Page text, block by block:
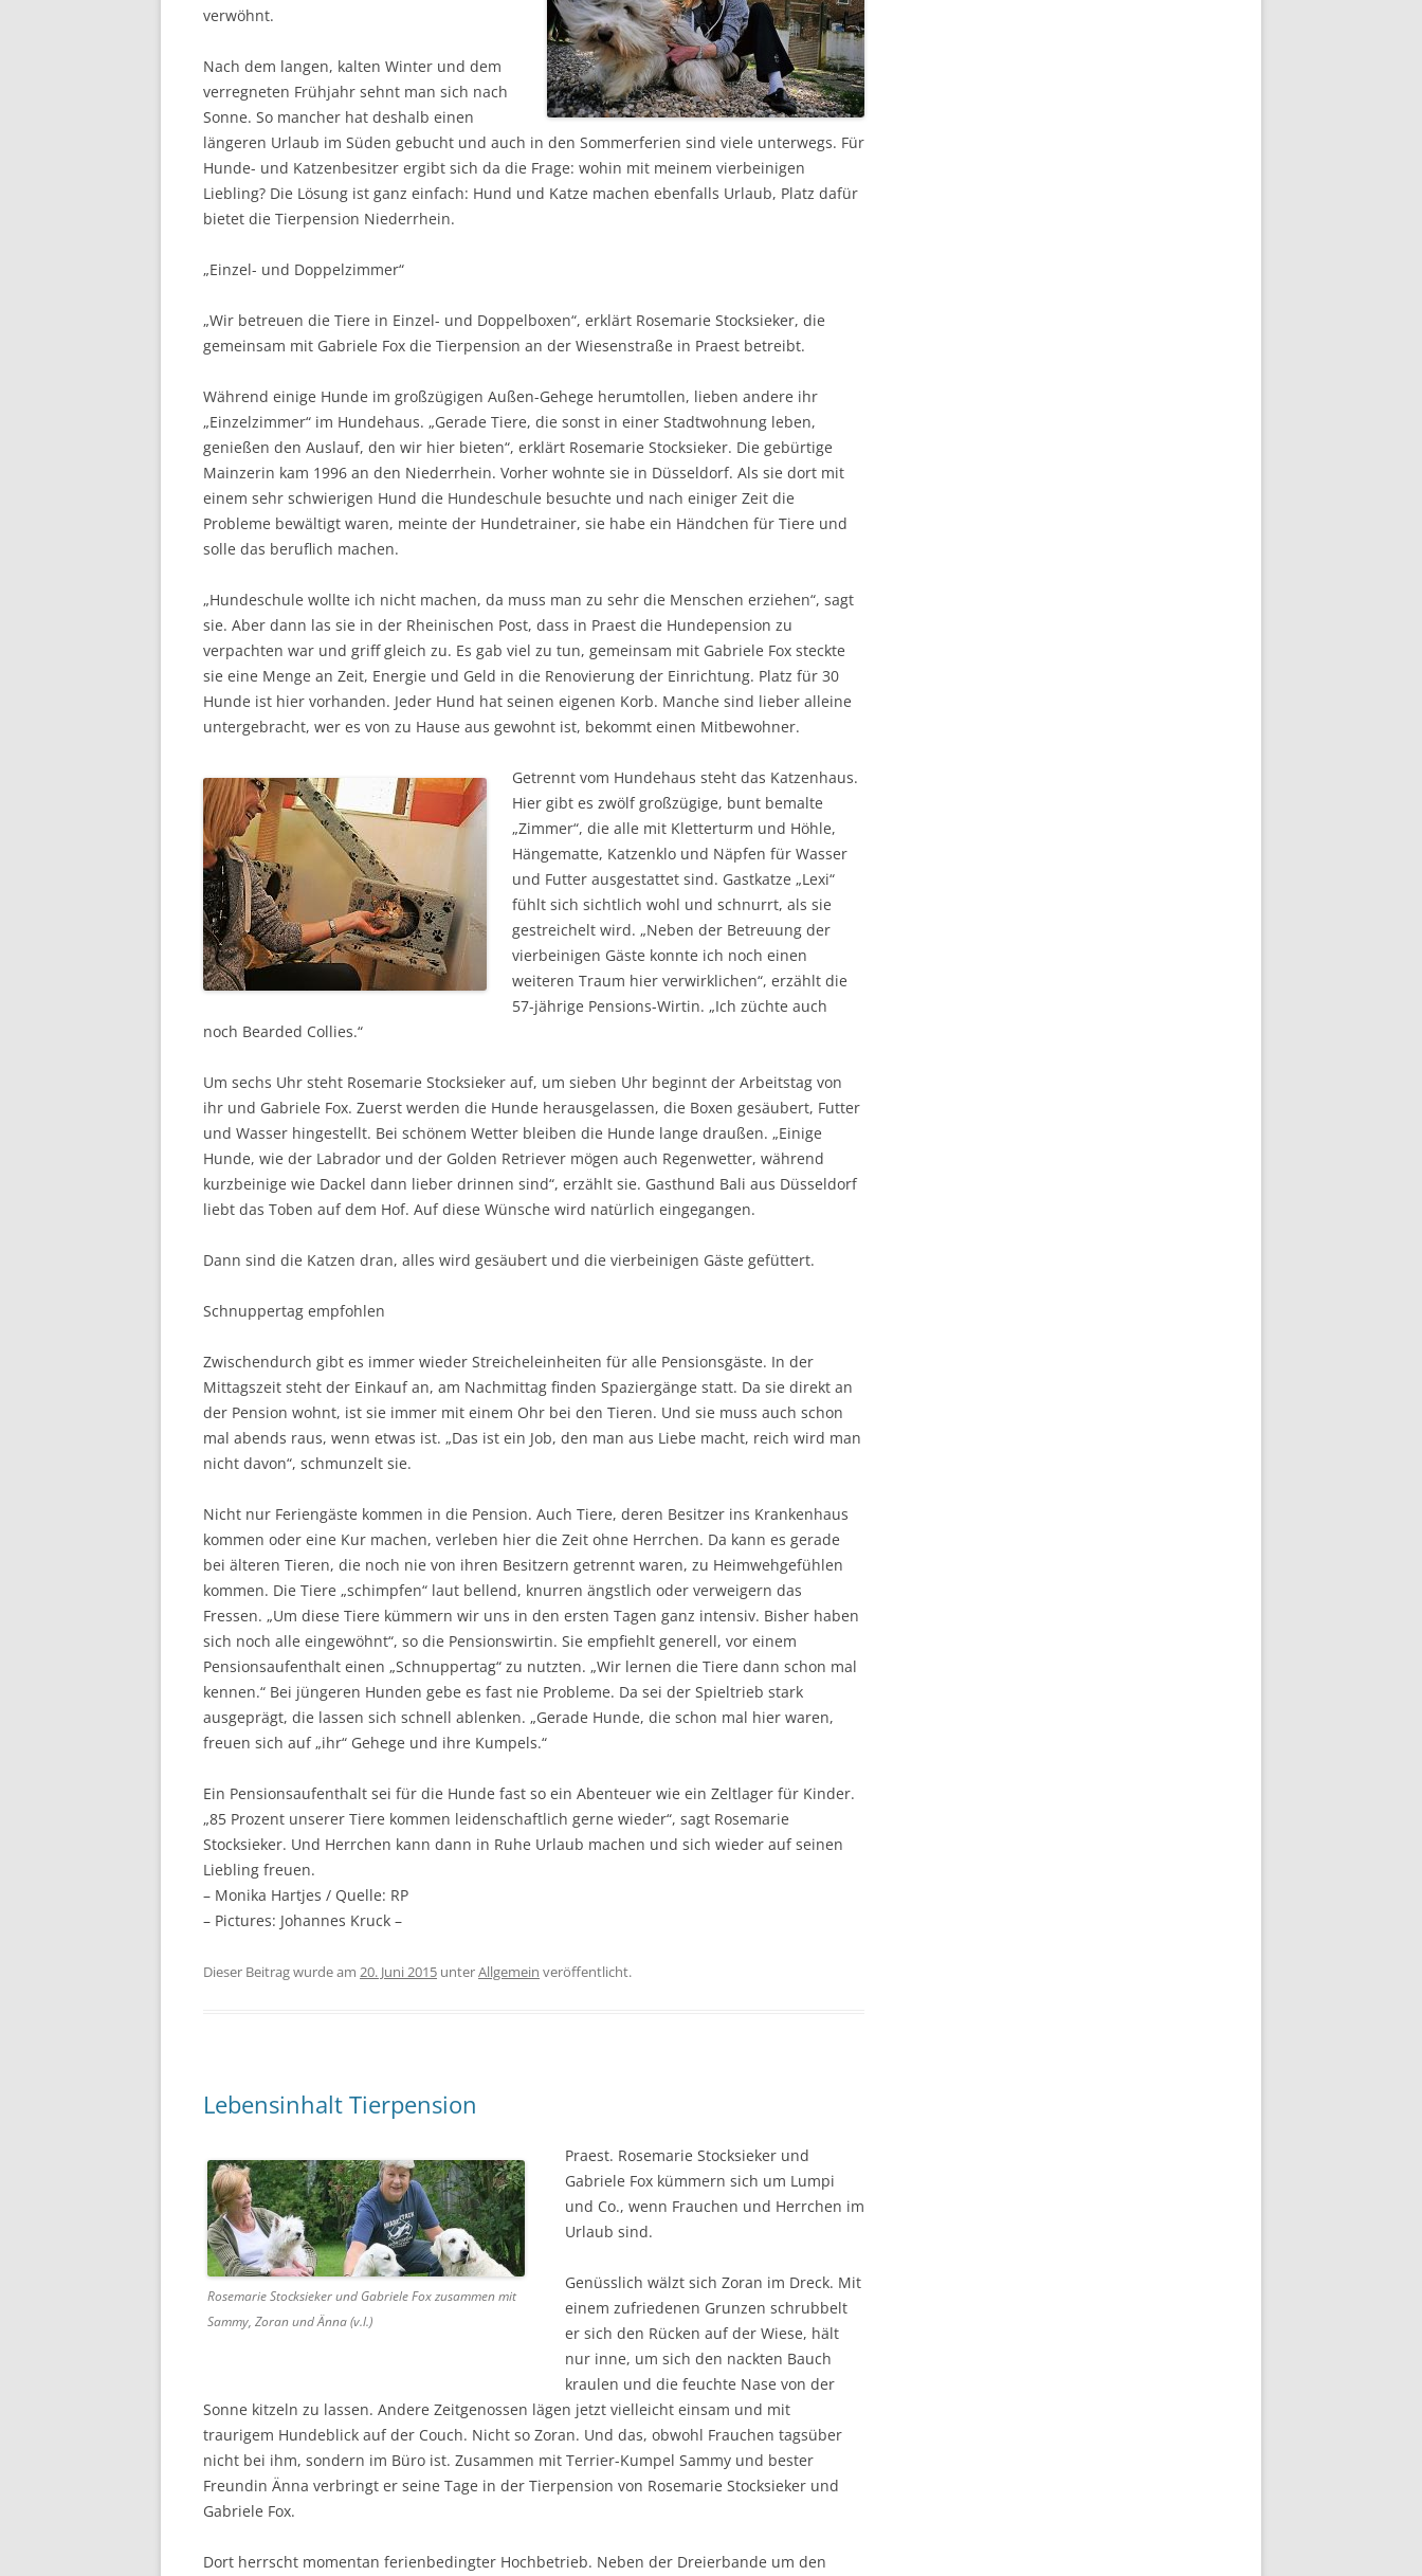
verwöhnt.
Nach dem langen, kalten Winter und dem
verregneten Frühjahr sehnt man sich nach
Sonne. So mancher hat deshalb einen
längeren Urlaub im Süden gebucht und auch in den Sommerferien sind viele unterwegs. Für
Hunde- und Katzenbesitzer ergibt sich da die Frage: wohin mit meinem vierbeinigen
Liebling? Die Lösung ist ganz einfach: Hund und Katze machen ebenfalls Urlaub, Platz dafür
bietet die Tierpension Niederrhein.
„Einzel- und Doppelzimmer“
„Wir betreuen die Tiere in Einzel- und Doppelboxen“, erklärt Rosemarie Stocksieker, die
gemeinsam mit Gabriele Fox die Tierpension an der Wiesenstraße in Praest betreibt.
Während einige Hunde im großzügigen Außen-Gehege herumtollen, lieben andere ihr
„Einzelzimmer“ im Hundehaus. „Gerade Tiere, die sonst in einer Stadtwohnung leben,
genießen den Auslauf, den wir hier bieten“, erklärt Rosemarie Stocksieker. Die gebürtige
Mainzerin kam 1996 an den Niederrhein. Vorher wohnte sie in Düsseldorf. Als sie dort mit
einem sehr schwierigen Hund die Hundeschule besuchte und nach einiger Zeit die
Probleme bewältigt waren, meinte der Hundetrainer, sie habe ein Händchen für Tiere und
solle das beruflich machen.
„Hundeschule wollte ich nicht machen, da muss man zu sehr die Menschen erziehen“, sagt
sie. Aber dann las sie in der Rheinischen Post, dass in Praest die Hundepension zu
verpachten war und griff gleich zu. Es gab viel zu tun, gemeinsam mit Gabriele Fox steckte
sie eine Menge an Zeit, Energie und Geld in die Renovierung der Einrichtung. Platz für 30
Hunde ist hier vorhanden. Jeder Hund hat seinen eigenen Korb. Manche sind lieber alleine
untergebracht, wer es von zu Hause aus gewohnt ist, bekommt einen Mitbewohner.
Getrennt vom Hundehaus steht das Katzenhaus.
Hier gibt es zwölf großzügige, bunt bemalte
„Zimmer“, die alle mit Kletterturm und Höhle,
Hängematte, Katzenklo und Näpfen für Wasser
und Futter ausgestattet sind. Gastkatze „Lexi“
fühlt sich sichtlich wohl und schnurrt, als sie
gestreichelt wird. „Neben der Betreuung der
vierbeinigen Gäste konnte ich noch einen
weiteren Traum hier verwirklichen“, erzählt die
57-jährige Pensions-Wirtin. „Ich züchte auch
noch Bearded Collies.“
Um sechs Uhr steht Rosemarie Stocksieker auf, um sieben Uhr beginnt der Arbeitstag von
ihr und Gabriele Fox. Zuerst werden die Hunde herausgelassen, die Boxen gesäubert, Futter
und Wasser hingestellt. Bei schönem Wetter bleiben die Hunde lange draußen. „Einige
Hunde, wie der Labrador und der Golden Retriever mögen auch Regenwetter, während
kurzbeinige wie Dackel dann lieber drinnen sind“, erzählt sie. Gasthund Bali aus Düsseldorf
liebt das Toben auf dem Hof. Auf diese Wünsche wird natürlich eingegangen.
Dann sind die Katzen dran, alles wird gesäubert und die vierbeinigen Gäste gefüttert.
Schnuppertag empfohlen
Zwischendurch gibt es immer wieder Streicheleinheiten für alle Pensionsgäste. In der
Mittagszeit steht der Einkauf an, am Nachmittag finden Spaziergänge statt. Da sie direkt an
der Pension wohnt, ist sie immer mit einem Ohr bei den Tieren. Und sie muss auch schon
mal abends raus, wenn etwas ist. „Das ist ein Job, den man aus Liebe macht, reich wird man
nicht davon“, schmunzelt sie.
Nicht nur Feriengäste kommen in die Pension. Auch Tiere, deren Besitzer ins Krankenhaus
kommen oder eine Kur machen, verleben hier die Zeit ohne Herrchen. Da kann es gerade
bei älteren Tieren, die noch nie von ihren Besitzern getrennt waren, zu Heimwehgefühlen
kommen. Die Tiere „schimpfen“ laut bellend, knurren ängstlich oder verweigern das
Fressen. „Um diese Tiere kümmern wir uns in den ersten Tagen ganz intensiv. Bisher haben
sich noch alle eingewöhnt“, so die Pensionswirtin. Sie empfiehlt generell, vor einem
Pensionsaufenthalt einen „Schnuppertag“ zu nutzten. „Wir lernen die Tiere dann schon mal
kennen.“ Bei jüngeren Hunden gebe es fast nie Probleme. Da sei der Spieltrieb stark
ausgeprägt, die lassen sich schnell ablenken. „Gerade Hunde, die schon mal hier waren,
freuen sich auf „ihr“ Gehege und ihre Kumpels.“
Ein Pensionsaufenthalt sei für die Hunde fast so ein Abenteuer wie ein Zeltlager für Kinder.
„85 Prozent unserer Tiere kommen leidenschaftlich gerne wieder“, sagt Rosemarie
Stocksieker. Und Herrchen kann dann in Ruhe Urlaub machen und sich wieder auf seinen
Liebling freuen.
– Monika Hartjes / Quelle: RP
– Pictures: Johannes Kruck –
Dieser Beitrag wurde am 20. Juni 2015 unterAllgemein veröffentlicht.
Lebensinhalt Tierpension
Rosemarie Stocksieker und Gabriele Fox zusammen mit
Sammy, Zoran und Änna (v.l.)
Praest. Rosemarie Stocksieker und
Gabriele Fox kümmern sich um Lumpi
und Co., wenn Frauchen und Herrchen im
Urlaub sind.
Genüsslich wälzt sich Zoran im Dreck. Mit
einem zufriedenen Grunzen schrubbelt
er sich den Rücken auf der Wiese, hält
nur inne, um sich den nackten Bauch
kraulen und die feuchte Nase von der
Sonne kitzeln zu lassen. Andere Zeitgenossen lägen jetzt vielleicht einsam und mit
traurigem Hundeblick auf der Couch. Nicht so Zoran. Und das, obwohl Frauchen tagsüber
nicht bei ihm, sondern im Büro ist. Zusammen mit Terrier-Kumpel Sammy und bester
Freundin Änna verbringt er seine Tage in der Tierpension von Rosemarie Stocksieker und
Gabriele Fox.
Dort herrscht momentan ferienbedingter Hochbetrieb. Neben der Dreierbande um den